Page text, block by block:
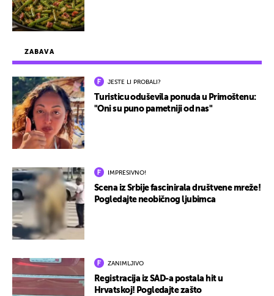
ZABAVA
JESTE LI PROBALI?
Turisticu oduševila ponuda u Primoštenu:
"Oni su puno pametniji od nas"
IMPRESIVNO!
Scena iz Srbije fascinirala društvene mreže!
Pogledajte neobičnog ljubimca
ZANIMLJIVO
Registracija iz SAD-a postala hit u
Hrvatskoj! Pogledajte zašto